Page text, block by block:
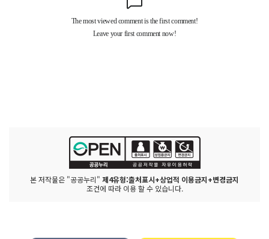
본 저작물은 "공공누리" 제4유형:출처표시+상업적 이용금지+변경금지
조건에 따라 이용 할 수 있습니다.